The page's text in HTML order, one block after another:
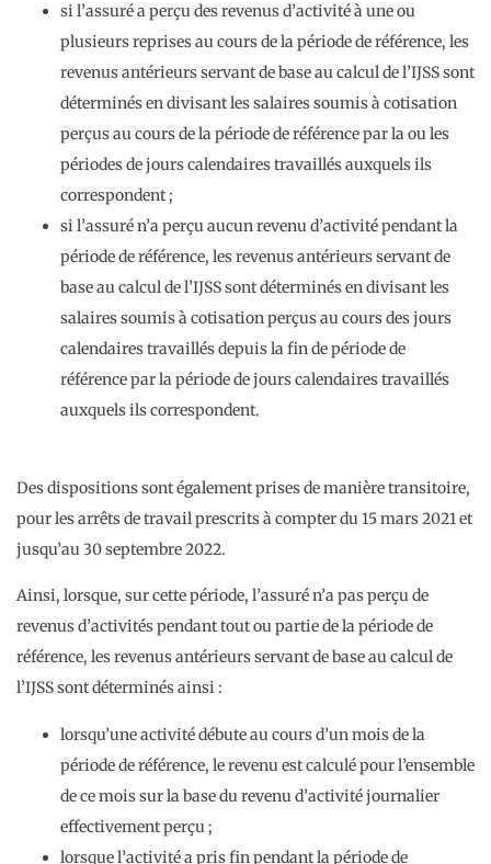
si l’assuré a perçu des revenus d’activité à une ou
plusieurs reprises au cours de la période de référence, les
revenus antérieurs servant de base au calcul de l’IJSS sont
déterminés en divisant les salaires soumis à cotisation
perçus au cours de la période de référence par la ou les
périodes de jours calendaires travaillés auxquels ils
correspondent ;
si l’assuré n’a perçu aucun revenu d’activité pendant la
période de référence, les revenus antérieurs servant de
base au calcul de l’IJSS sont déterminés en divisant les
salaires soumis à cotisation perçus au cours des jours
calendaires travaillés depuis la fin de période de
référence par la période de jours calendaires travaillés
auxquels ils correspondent.
Des dispositions sont également prises de manière transitoire,
pour les arrêts de travail prescrits à compter du 15 mars 2021 et
jusqu’au 30 septembre 2022.
Ainsi, lorsque, sur cette période, l’assuré n’a pas perçu de
revenus d’activités pendant tout ou partie de la période de
référence, les revenus antérieurs servant de base au calcul de
l’IJSS sont déterminés ainsi :
lorsqu’une activité débute au cours d’un mois de la
période de référence, le revenu est calculé pour l’ensemble
de ce mois sur la base du revenu d’activité journalier
effectivement perçu ;
lorsque l’activité a pris fin pendant la période de